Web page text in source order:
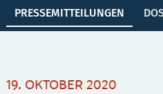
PRESSEMITTEILUNGEN
PROGRAMM-
19. OKTOBER 2020